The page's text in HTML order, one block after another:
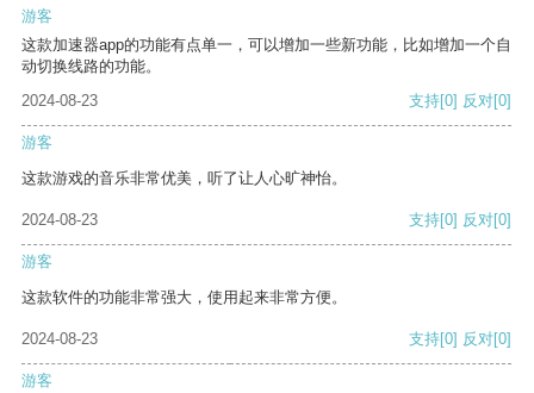
游客
这款加速器app的功能有点单一，可以增加一些新功能，比如增加一个自
动切换线路的功能。
2024-08-23
支持[0] 反对[0]
游客
这款游戏的音乐非常优美，听了让人心旷神怡。
2024-08-23 支持[0] 反对[0]
游客
这款软件的功能非常强大，使用起来非常方便。
2024-08-23 支持[0] 反对[0]
游客